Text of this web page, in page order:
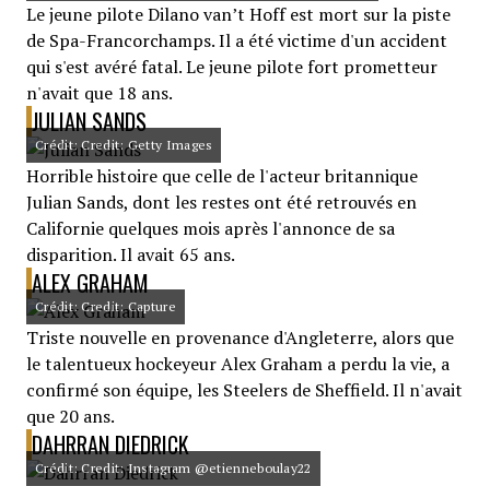
Le jeune pilote Dilano van’t Hoff est mort sur la piste
de Spa-Francorchamps. Il a été victime d'un accident
qui s'est avéré fatal. Le jeune pilote fort prometteur
n'avait que 18 ans.
JULIAN SANDS
Crédit: Credit: Getty Images
Horrible histoire que celle de l'acteur britannique
Julian Sands, dont les restes ont été retrouvés en
Californie quelques mois après l'annonce de sa
disparition. Il avait 65 ans.
ALEX GRAHAM
Crédit: Credit: Capture
Triste nouvelle en provenance d'Angleterre, alors que
le talentueux hockeyeur Alex Graham a perdu la vie, a
confirmé son équipe, les Steelers de Sheffield. Il n'avait
que 20 ans.
DAHRRAN DIEDRICK
Crédit: Credit: Instagram @etienneboulay22